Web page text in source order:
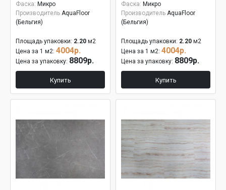
Фаска: Микро
Производитель AquaFloor
(Бельгия)
Площадь упаковки: 2.20 м2
Цена за 1 м2: 4004р.
Цена за упаковку: 8809р.
Купить
Фаска: Микро
Производитель AquaFloor
(Бельгия)
Площадь упаковки: 2.20 м2
Цена за 1 м2: 4004р.
Цена за упаковку: 8809р.
Купить